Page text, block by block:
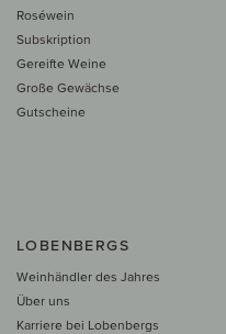
Roséwein
Subskription
Gereifte Weine
Große Gewächse
Gutscheine
LOBENBERGS
Weinhändler des Jahres
Über uns
Karriere bei Lobenbergs